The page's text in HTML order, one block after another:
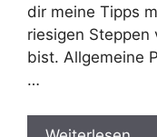
dir meine Tipps
riesigen Steppen
bist. Allgemeine
…